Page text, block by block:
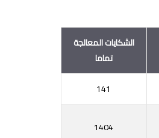
الشكايات المعالجة
تماما
141
1404